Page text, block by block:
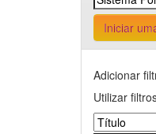
Iniciar
Adicionar
Utilizar